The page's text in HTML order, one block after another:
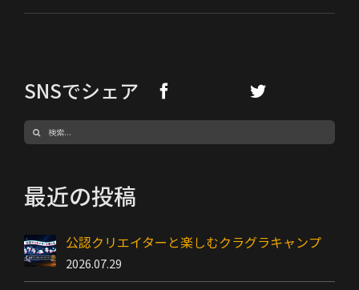
SNSでシェア
検
最近の投稿
公認クリエイターと楽しむクラグラキャンプ
2026.07.29